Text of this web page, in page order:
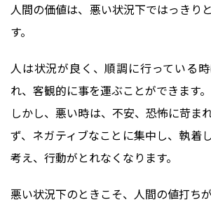
人間の価値は、悪い状況下ではっきり
す。
人は状況が良く、順調に行っている
れ、客観的に事を運ぶことができます。
しかし、悪い時は、不安、恐怖に苛ま
ず、ネガティブなことに集中し、執着
考え、行動がとれなくなります。
悪い状況下のときこそ、人間の値打ちが